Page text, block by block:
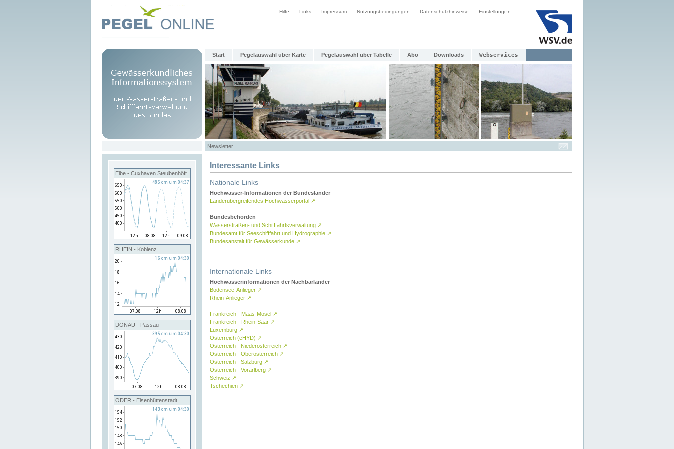
Hilfe Links Impressum Nutzungsbedingungen Datenschutzhinweise Einstellungen
Start Pegelauswahl über Karte Pegelauswahl über Tabelle Abo Downloads Webservices
Newsletter
Elbe - Cuxhaven Steubenhöft
RHEIN - Koblenz
DONAU - Passau
ODER - Eisenhüttenstadt
Interessante Links
Nationale Links
Hochwasser-Informationen der Bundesländer
Länderübergreifendes Hochwasserportal ↗
Bundesbehörden
Wasserstraßen- und Schifffahrtsverwaltung ↗
Bundesamt für Seeschifffahrt und Hydrographie ↗
Bundesanstalt für Gewässerkunde ↗
Internationale Links
Hochwasserinformationen der Nachbarländer
Bodensee-Anlieger ↗
Rhein-Anlieger ↗
Frankreich - Maas-Mosel ↗
Frankreich - Rhein-Saar ↗
Luxemburg ↗
Österreich (eHYD) ↗
Österreich - Niederösterreich ↗
Österreich - Oberösterreich ↗
Österreich - Salzburg ↗
Österreich - Vorarlberg ↗
Schweiz ↗
Tschechien ↗